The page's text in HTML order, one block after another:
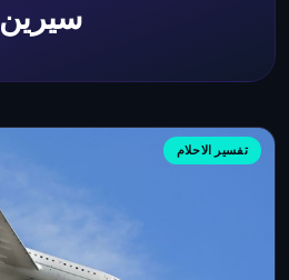
سيرين
تفسير الاحلام